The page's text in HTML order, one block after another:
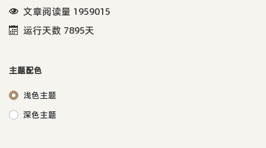
文章阅读量 1959015
运行天数 7895天
主题配色
浅色主题
深色主题